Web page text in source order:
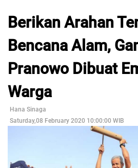
Berikan Arahan
Bencana Alam,
Pranowo Dibuat
Warga
Hana Sinaga
Saturday,08 February 2020 10:00:00 WIB